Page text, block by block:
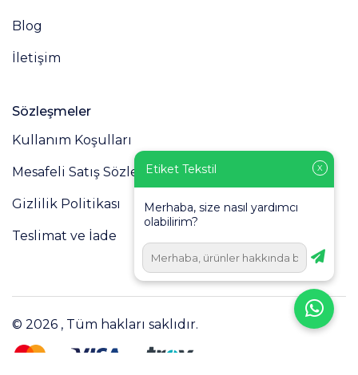
Blog
İletişim
Sözleşmeler
Kullanım Koşulları
Mesafeli Satış Sözleşmesi
Gizlilik Politikası
Teslimat ve İade
© 2026 , Tüm hakları saklıdır.
X
Etiket Tekstil
Merhaba, size nasıl yardımcı
olabilirim?